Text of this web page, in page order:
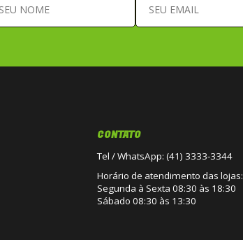
CONTATO
Tel / WhatsApp: (41) 3333-3344
Horário de atendimento das lojas:
Segunda à Sexta 08:30 às 18:30
Sábado 08:30 às 13:30